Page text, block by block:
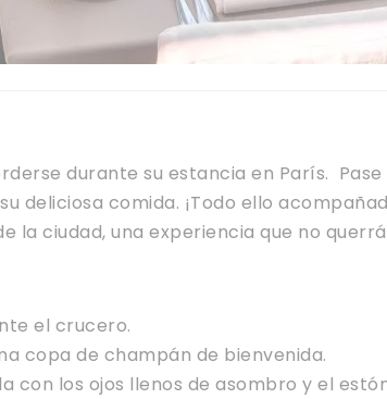
durante su estancia en París.
deliciosa comida. ¡Todo ello
la ciudad, una experiencia que no
el crucero.
copa de champán de bienvenida.
con los ojos llenos de asombro y el